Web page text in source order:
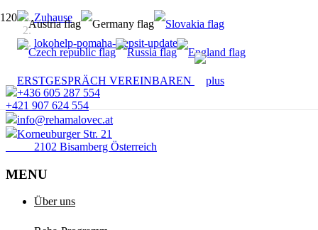
ERSTGESPRÄCH VEREINBAREN
Zuhause
lokohelp-pomaha-zlepsit-update
+436 605 287 554
+421 907 624 554
info@rehamalovec.at
Korneuburger Str. 21
2102 Bisamberg Österreich
MENU
Über uns